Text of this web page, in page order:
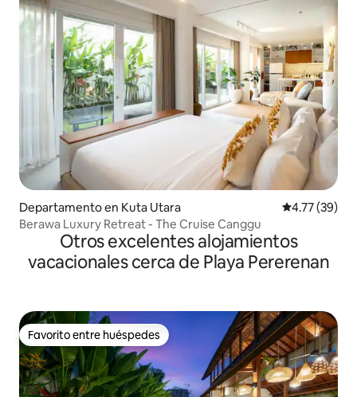
Departamento en Kuta Utara Calificación
4.77 (39)
Berawa Luxury Retreat - The Cruise Canggu
Otros excelentes alojamientos
vacacionales cerca de Playa Pererenan
Favorito entre huéspedes
Favorito entre huéspedes